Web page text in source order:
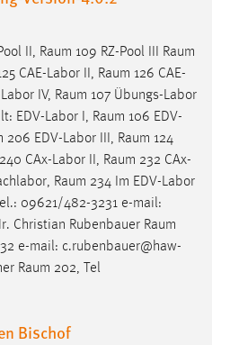
II, Raum 109 RZ-Pool III Raum
CAE-Labor II, Raum 126 CAE-
IV, Raum 107 Übungs-Labor
EDV-Labor I, Raum 106 EDV-
206 EDV-Labor III, Raum 124
CAx-Labor II, Raum 232 CAx-
Raum 234 Im EDV-Labor
09621/482-3231 e-mail:
Christian Rubenbauer Raum
e-mail: c.rubenbauer@haw-
Raum 202, Tel
Bischof
gewählte Sprache der Website.
mibew_locale, mibew-
nutzen zu können.